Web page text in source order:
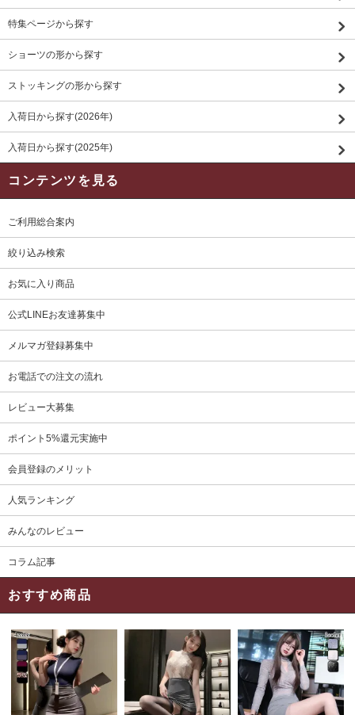
特集ページから探す
ショーツの形から探す
ストッキングの形から探す
入荷日から探す(2026年)
入荷日から探す(2025年)
コンテンツを見る
ご利用総合案内
絞り込み検索
お気に入り商品
公式LINEお友達募集中
メルマガ登録募集中
お電話での注文の流れ
レビュー大募集
ポイント5%還元実施中
会員登録のメリット
人気ランキング
みんなのレビュー
コラム記事
おすすめ商品